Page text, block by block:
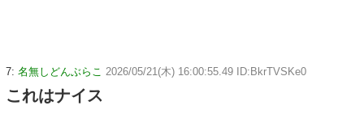
7: 名無しどんぶらこ 2026/05/21(木) 16:00:55.49 ID:BkrTVSKe0
これはナイス